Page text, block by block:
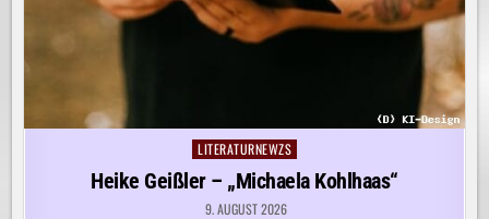
Posted
LITERATURNEWZS
Heike Geißler – „Michaela Kohlhaas“
9. AUGUST 2026